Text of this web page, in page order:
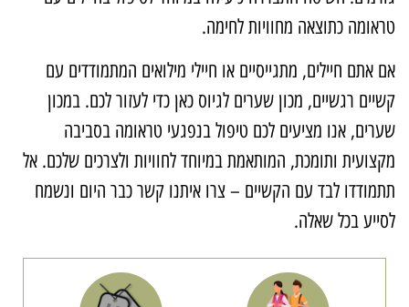
כתוצאה מחוויות לחימה.
אתם חיילים, מתגייסיים או חיילי מילואים המתמודדים עם
רגשיים, מכון שערים לגיוס כאן כדי לעזור לכם. במכון
אנו מציעים לכם טיפול בנפגעי טראומה בסביבה
ותומכת, המותאמת במיוחד לחוויות ולצרכים שלכם. אל
לבד עם הקשיים – צרו איתנו קשר כבר היום ונשמח
בכל שאלה.